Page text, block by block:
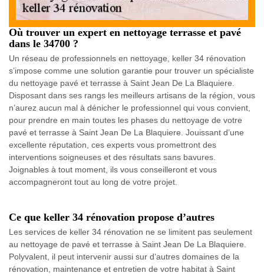
Où trouver un expert en nettoyage terrasse et pavé
dans le 34700 ?
Un réseau de professionnels en nettoyage, keller 34 rénovation
s’impose comme une solution garantie pour trouver un spécialiste
du nettoyage pavé et terrasse à Saint Jean De La Blaquiere.
Disposant dans ses rangs les meilleurs artisans de la région, vous
n’aurez aucun mal à dénicher le professionnel qui vous convient,
pour prendre en main toutes les phases du nettoyage de votre
pavé et terrasse à Saint Jean De La Blaquiere. Jouissant d’une
excellente réputation, ces experts vous promettront des
interventions soigneuses et des résultats sans bavures.
Joignables à tout moment, ils vous conseilleront et vous
accompagneront tout au long de votre projet.
Ce que keller 34 rénovation propose d’autres
Les services de keller 34 rénovation ne se limitent pas seulement
au nettoyage de pavé et terrasse à Saint Jean De La Blaquiere.
Polyvalent, il peut intervenir aussi sur d’autres domaines de la
rénovation, maintenance et entretien de votre habitat à Saint